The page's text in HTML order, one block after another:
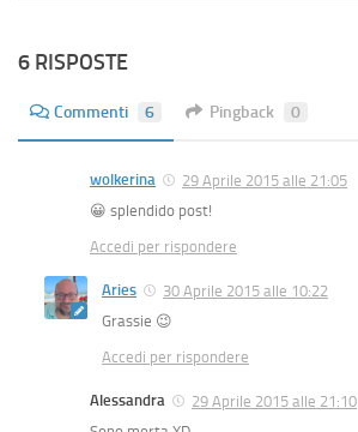
6 RISPOSTE
Commenti 6 Pingback 0
wolkerina
29 Aprile 2015 alle 21:05
😀 splendido post!
Accedi per rispondere
Aries
30 Aprile 2015 alle 10:22
Grassie 😉
Accedi per rispondere
Alessandra
29 Aprile 2015 alle 21:10